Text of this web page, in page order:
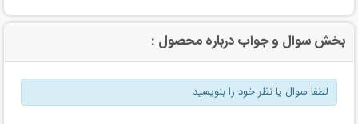
بخش سوال و جواب درباره محصول :
لطفا سوال یا نظر خود را بنویسید